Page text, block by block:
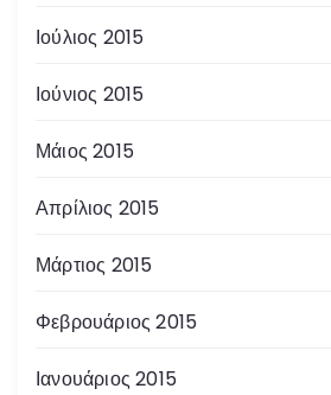
Ιούλιος 2015
Ιούνιος 2015
Μάιος 2015
Απρίλιος 2015
Μάρτιος 2015
Φεβρουάριος 2015
Ιανουάριος 2015